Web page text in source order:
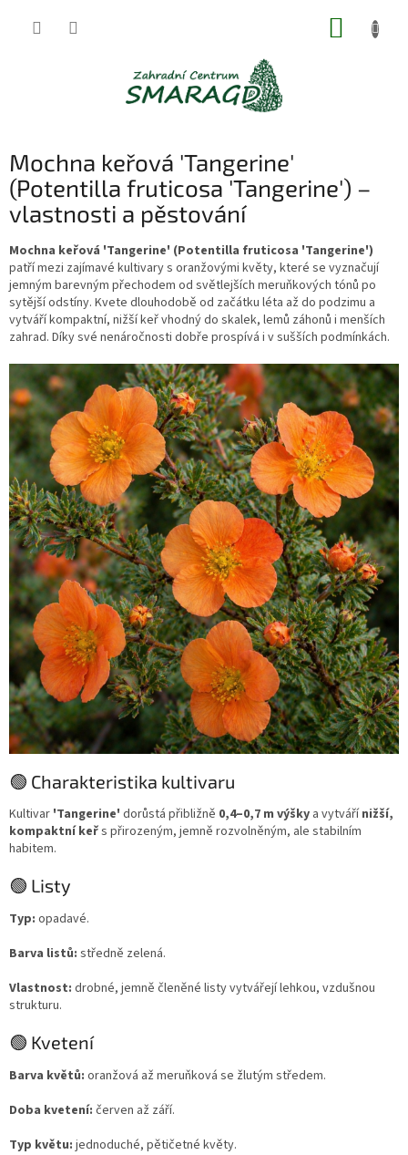
Mochna keřová 'Tangerine'
(Potentilla fruticosa 'Tangerine') –
vlastnosti a pěstování
Mochna keřová 'Tangerine' (Potentilla fruticosa 'Tangerine')
patří mezi zajímavé kultivary s oranžovými květy, které se vyznačují
jemným barevným přechodem od světlejších meruňkových tónů po
sytější odstíny. Kvete dlouhodobě od začátku léta až do podzimu a
vytváří kompaktní, nižší keř vhodný do skalek, lemů záhonů i menších
zahrad. Díky své nenáročnosti dobře prospívá i v sušších podmínkách.
🟢 Charakteristika kultivaru
Kultivar 'Tangerine' dorůstá přibližně 0,4–0,7 m výšky a vytvářínižší,
kompaktní keřs přirozeným, jemně rozvolněným, ale stabilním
habitem.
🟢 Listy
Typ: opadavé.
Barva listů: středně zelená.
Vlastnost: drobné, jemně členěné listy vytvářejí lehkou, vzdušnou
strukturu.
🟢 Kvetení
Barva květů: oranžová až meruňková se žlutým středem.
Doba kvetení: červen až září.
Typ květu: jednoduché, pětičetné květy.